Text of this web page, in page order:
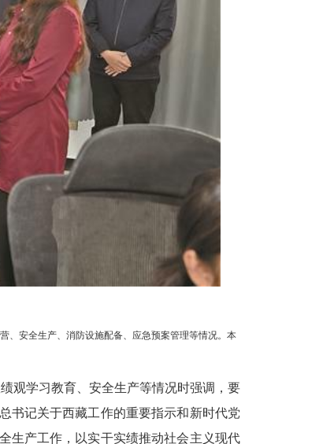
、安全生产、消防设施配备、应急预案管理等情况。本
观学习教育、安全生产等情况时强调，要
书记关于西藏工作的重要指示和新时代党
生产工作，以实干实绩推动社会主义现代